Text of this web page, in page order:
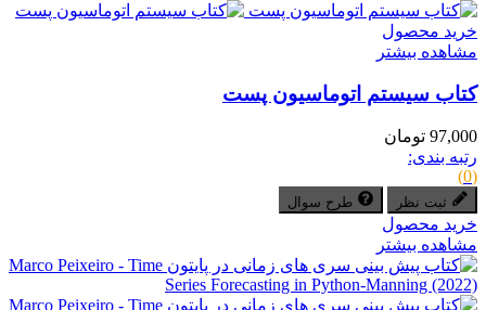
خرید محصول
مشاهده بیشتر
کتاب سیستم اتوماسیون پست
97,000 تومان
رتبه بندی:
(0)
ثبت نظر طرح سوال
خرید محصول
مشاهده بیشتر